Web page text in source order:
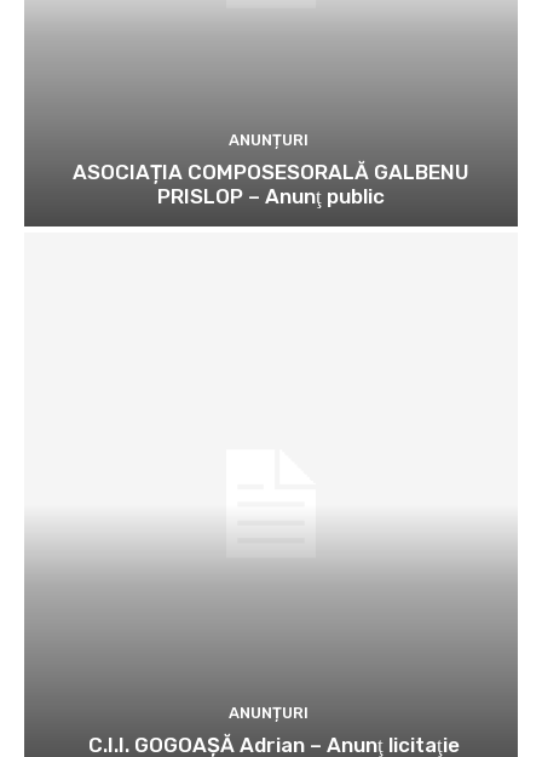
ANUNȚURI
ASOCIAȚIA COMPOSESORALĂ GALBENU
PRISLOP – Anunţ public
ANUNȚURI
C.I.I. GOGOAŞĂ Adrian – Anunţ licitaţie